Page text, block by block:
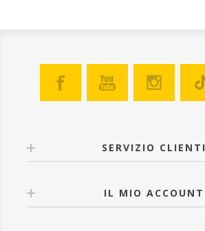
SERVIZIO CLIENTI
IL MIO ACCOUNT